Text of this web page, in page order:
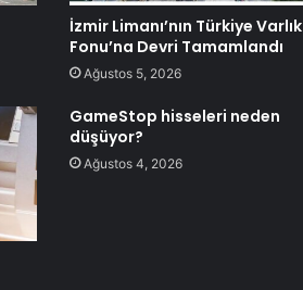
İzmir Limanı’nın Türkiye Varlık
Fonu’na Devri Tamamlandı
Ağustos 5, 2026
GameStop hisseleri neden
düşüyor?
Ağustos 4, 2026